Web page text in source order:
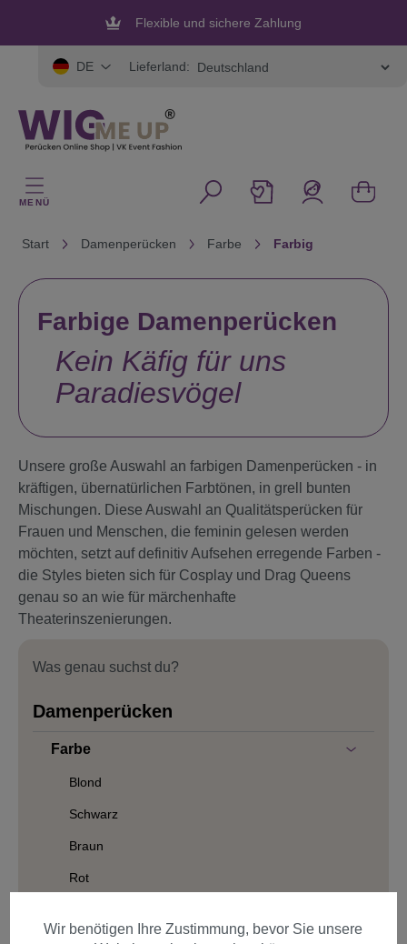
Flexible und sichere Zahlung
DE Lieferland:
MENÜ
Start Damenperücken Farbe Farbig
Was genau suchst du?
Damenperücken
Farbe
Blond
Schwarz
Braun
Rot
Farbige Damenperücken
Kein Käfig für uns
Paradiesvögel
Unsere große Auswahl an farbigen Damenperücken - in
kräftigen, übernatürlichen Farbtönen, in grell bunten
Mischungen. Diese Auswahl an Qualitätsperücken für
Frauen und Menschen, die feminin gelesen werden
möchten, setzt auf definitiv Aufsehen erregende Farben -
die Styles bieten sich für Cosplay und Drag Queens
genau so an wie für märchenhafte
Theaterinszenierungen.
Wir benötigen Ihre Zustimmung, bevor Sie unsere